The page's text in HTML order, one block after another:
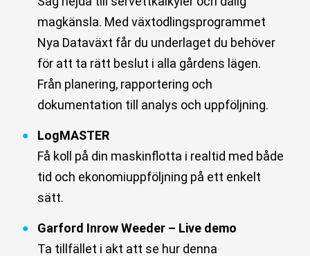
magkänsla. Med växtodlingsprogrammet
Nya Dataväxt får du underlaget du behöver
för att ta rätt beslut i alla gårdens lägen.
Från planering, rapportering och
dokumentation till analys och uppföljning.
LogMASTER
Få koll på din maskinflotta i realtid med både
tid och ekonomiuppföljning på ett enkelt
sätt.
Garford Inrow Weeder – Live demo
Ta tillfället i akt att se hur denna